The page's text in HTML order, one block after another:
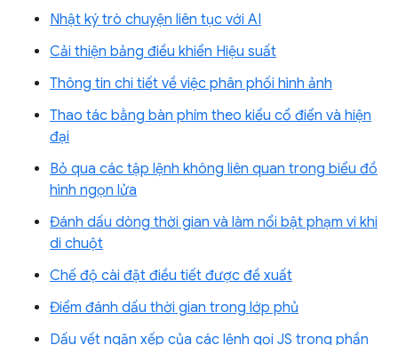
Nhật ký trò chuyện liên tục với AI
Cải thiện bảng điều khiển Hiệu suất
Thông tin chi tiết về việc phân phối hình ảnh
Thao tác bằng bàn phím theo kiểu cổ điển và hiện
đại
Bỏ qua các tập lệnh không liên quan trong biểu đồ
hình ngọn lửa
Đánh dấu dòng thời gian và làm nổi bật phạm vi khi
di chuột
Chế độ cài đặt điều tiết được đề xuất
Điểm đánh dấu thời gian trong lớp phủ
Dấu vết ngăn xếp của các lệnh gọi JS trong phần